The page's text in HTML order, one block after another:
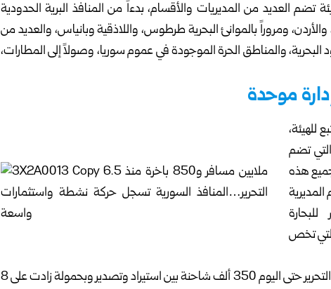
العديد من المديريات والأقسام، بدءاً من المنافذ البرية الحدودية
والأردن، ومروراً بالموانئ البحرية طرطوس، واللاذقية وبانياس، والعديد من
والمناطق الحرة الموجودة في عموم سوريا، وصولاً إلى المطارات،
موحدة
للهيئة،
تضم
جميع هذه
تخص
وبين علوش أنه دخل عبر المنافذ الحدودية منذ التحرير حتى اليوم 350 ألف شاحنة بين استيراد وتصدير وبحمولة زادت على 8